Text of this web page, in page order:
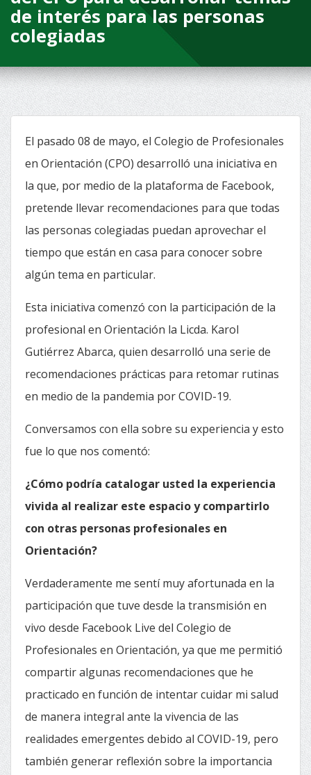
de interés para las personas
colegiadas
El pasado 08 de mayo, el Colegio de Profesionales
en Orientación (CPO) desarrolló una iniciativa en
la que, por medio de la plataforma de Facebook,
pretende llevar recomendaciones para que todas
las personas colegiadas puedan aprovechar el
tiempo que están en casa para conocer sobre
algún tema en particular.
Esta iniciativa comenzó con la participación de la
profesional en Orientación la Licda. Karol
Gutiérrez Abarca, quien desarrolló una serie de
recomendaciones prácticas para retomar rutinas
en medio de la pandemia por COVID-19.
Conversamos con ella sobre su experiencia y esto
fue lo que nos comentó:
¿Cómo podría catalogar usted la experiencia
vivida al realizar este espacio y compartirlo
con otras personas profesionales en
Orientación?
Verdaderamente me sentí muy afortunada en la
participación que tuve desde la transmisión en
vivo desde Facebook Live del Colegio de
Profesionales en Orientación, ya que me permitió
compartir algunas recomendaciones que he
practicado en función de intentar cuidar mi salud
de manera integral ante la vivencia de las
realidades emergentes debido al COVID-19, pero
también generar reflexión sobre la importancia